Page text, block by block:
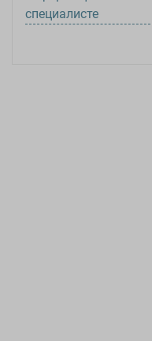
специалисте